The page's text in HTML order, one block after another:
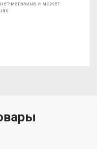
магазина и может